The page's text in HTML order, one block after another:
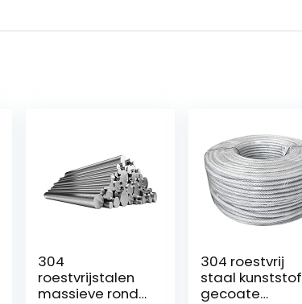
304
roestvrijstalen
massieve ronde
304 roestvrij
staal kunststof
gecoate